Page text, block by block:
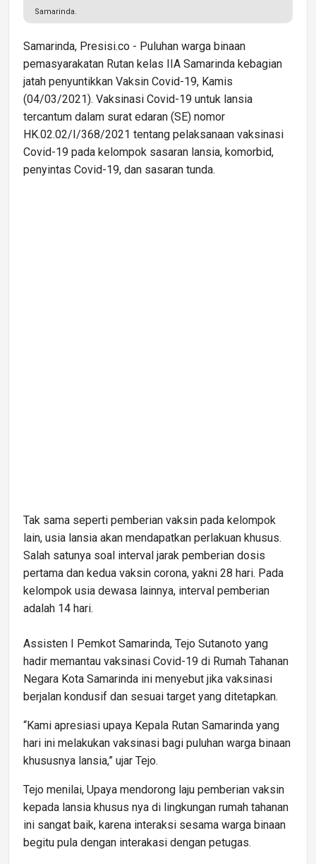
Samarinda.
Samarinda, Presisi.co - Puluhan warga binaan
pemasyarakatan Rutan kelas IIA Samarinda kebagian
jatah penyuntikkan Vaksin Covid-19, Kamis
(04/03/2021). Vaksinasi Covid-19 untuk lansia
tercantum dalam surat edaran (SE) nomor
HK.02.02/I/368/2021 tentang pelaksanaan vaksinasi
Covid-19 pada kelompok sasaran lansia, komorbid,
penyintas Covid-19, dan sasaran tunda.
Tak sama seperti pemberian vaksin pada kelompok
lain, usia lansia akan mendapatkan perlakuan khusus.
Salah satunya soal interval jarak pemberian dosis
pertama dan kedua vaksin corona, yakni 28 hari. Pada
kelompok usia dewasa lainnya, interval pemberian
adalah 14 hari.
Assisten I Pemkot Samarinda, Tejo Sutanoto yang
hadir memantau vaksinasi Covid-19 di Rumah Tahanan
Negara Kota Samarinda ini menyebut jika vaksinasi
berjalan kondusif dan sesuai target yang ditetapkan.
“Kami apresiasi upaya Kepala Rutan Samarinda yang
hari ini melakukan vaksinasi bagi puluhan warga binaan
khususnya lansia,” ujar Tejo.
Tejo menilai, Upaya mendorong laju pemberian vaksin
kepada lansia khusus nya di lingkungan rumah tahanan
ini sangat baik, karena interaksi sesama warga binaan
begitu pula dengan interakasi dengan petugas.